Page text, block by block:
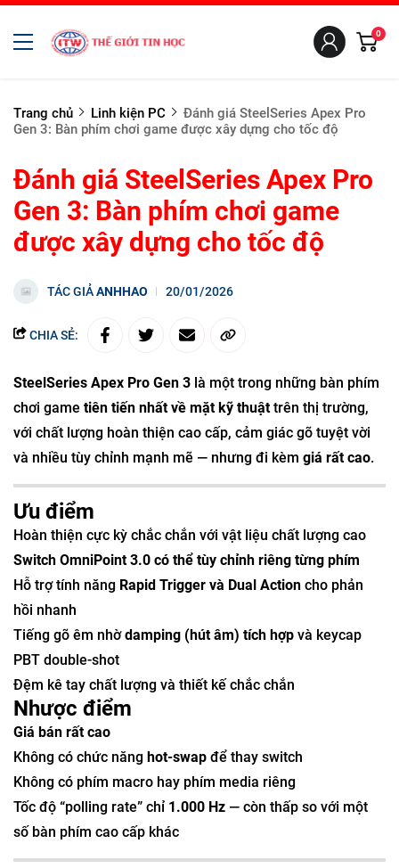
0
Trang chủ Linh kiện PC
Đánh giá SteelSeries Apex Pro
Gen 3: Bàn phím chơi game được xây dựng cho tốc độ
Đánh giá SteelSeries Apex Pro
Gen 3: Bàn phím chơi game
được xây dựng cho tốc độ
TÁC GIẢANHHAO 20/01/2026
CHIA SẺ:
SteelSeries Apex Pro Gen 3 là một trong những bàn phím
chơi game tiên tiến nhất về mặt kỹ thuậttrên thị trường,
với chất lượng hoàn thiện cao cấp, cảm giác gõ tuyệt vời
và nhiều tùy chỉnh mạnh mẽ — nhưng đi kèm giá rất cao.
Ưu điểm
Hoàn thiện cực kỳ chắc chắn với vật liệu chất lượng cao
Switch OmniPoint 3.0 có thể tùy chỉnh riêng từng phím
Hỗ trợ tính năng Rapid Trigger và Dual Action cho phản
hồi nhanh
Tiếng gõ êm nhờdamping (hút âm) tích hợp và keycap
PBT double-shot
Đệm kê tay chất lượng và thiết kế chắc chắn
Nhược điểm
Giá bán rất cao
Không có chức năng hot-swap để thay switch
Không có phím macro hay phím media riêng
Tốc độ “polling rate” chỉ 1.000 Hz — còn thấp so với một
số bàn phím cao cấp khác